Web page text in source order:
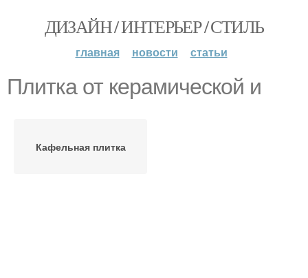
ДИЗАЙН / ИНТЕРЬЕР / СТИЛЬ
главная новости статьи
Плитка от керамической и
Кафельная плитка